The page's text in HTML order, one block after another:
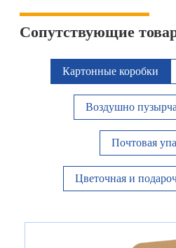
Сопутствующие
Картонные коробки
Воздушно
Почтовая
Цветочная и